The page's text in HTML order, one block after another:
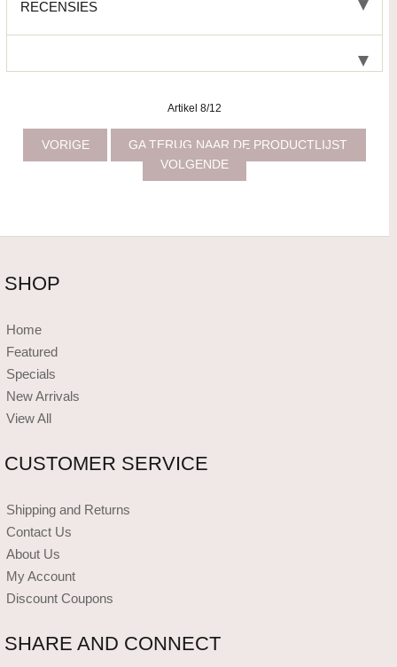
RECENSIES
Artikel 8/12
VORIGE
GA TERUG NAAR DE PRODUCTLIJST
VOLGENDE
SHOP
Home
Featured
Specials
New Arrivals
View All
CUSTOMER SERVICE
Shipping and Returns
Contact Us
About Us
My Account
Discount Coupons
SHARE AND CONNECT